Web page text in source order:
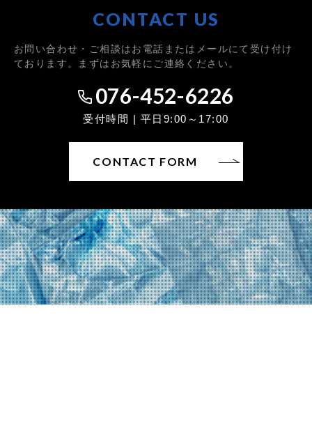
CONTACT US
お問い合わせ・ご相談はお電話またはメールにて受け付け
ております。まずはお気軽にご連絡ください。
076-452-6226
受付時間 | 平日9:00～17:00
CONTACT FORM